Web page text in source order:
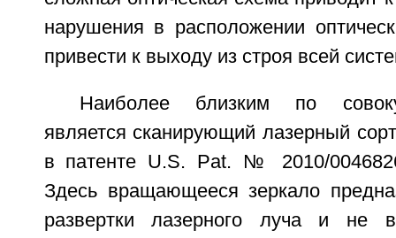
нарушения в расположении
привести к выходу из строя всей
Наиболее близким по
является сканирующий лазерный
в патенте U.S. Pat. № 2010/
Здесь вращающееся зеркало
развертки лазерного луча и не